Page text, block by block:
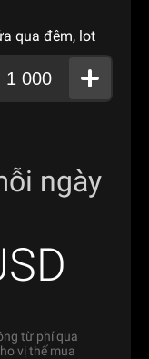
qua đêm, lot
ngày
từ phí qua
vị thế mua